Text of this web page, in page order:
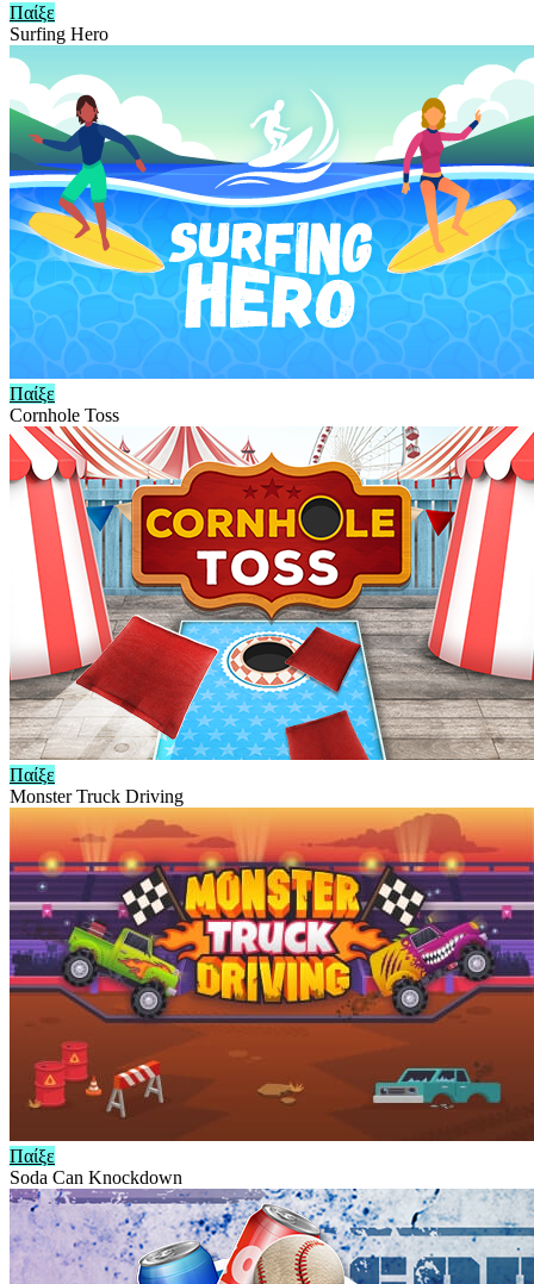
Παίξε
Surfing Hero
Παίξε
Cornhole Toss
Παίξε
Monster Truck Driving
Παίξε
Soda Can Knockdown